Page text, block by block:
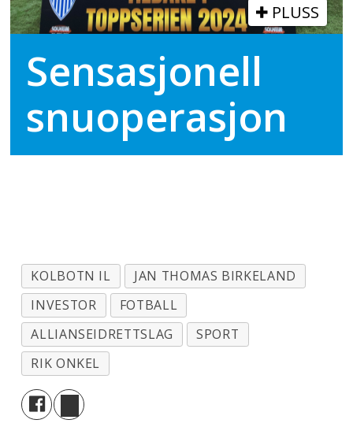
PLUSS
Sensasjonell
snuoperasjon
KOLBOTN IL
JAN THOMAS BIRKELAND
INVESTOR
FOTBALL
ALLIANSEIDRETTSLAG
SPORT
RIK ONKEL